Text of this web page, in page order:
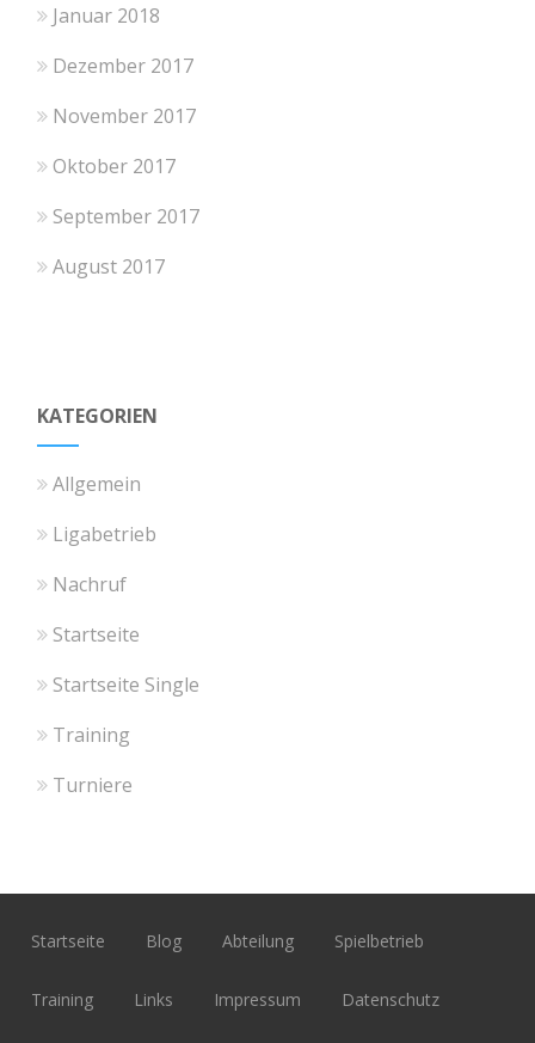
Januar 2018
Dezember 2017
November 2017
Oktober 2017
September 2017
August 2017
KATEGORIEN
Allgemein
Ligabetrieb
Nachruf
Startseite
Startseite Single
Training
Turniere
Startseite Blog Abteilung Spielbetrieb
Training Links Impressum Datenschutz